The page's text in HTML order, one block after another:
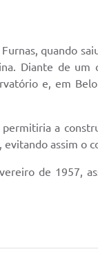
quando
Diante de
e, em
a
assim o
de 1957,